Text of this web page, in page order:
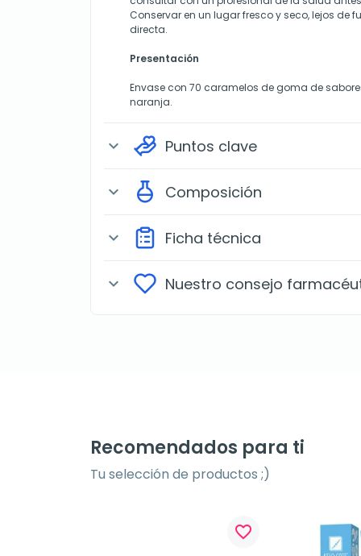
Conservar en un lugar fresco y seco, lejos de
directa.
Presentación
Envase con 70 caramelos de goma de
naranja.
expand_more Puntos clave
expand_more Composición
expand_more Ficha técnica
expand_more Nuestro consejo
Recomendados para ti
Tu selección de productos ;)
favorite_border